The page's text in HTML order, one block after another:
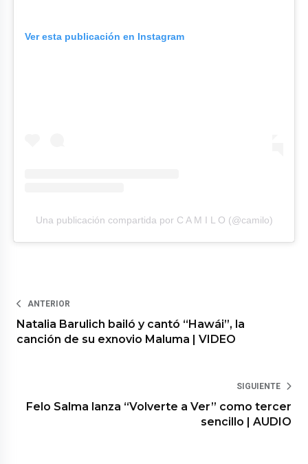
Ver esta publicación en Instagram
Una publicación compartida por C A M I L O (@camilo)
ANTERIOR
Natalia Barulich bailó y cantó “Hawái”, la
canción de su exnovio Maluma | VIDEO
SIGUIENTE
Felo Salma lanza “Volverte a Ver” como tercer
sencillo | AUDIO